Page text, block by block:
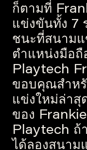
ก็ตามที่
แข่งขันทั้ง 7
ชนะที่สนาม
ตำแหน่งมือ
Playtech
ขอบคุณสำหรั
แข่งใหม่ล่าสุ
ของ
Playtech ถ้
ได้ลองสนาม